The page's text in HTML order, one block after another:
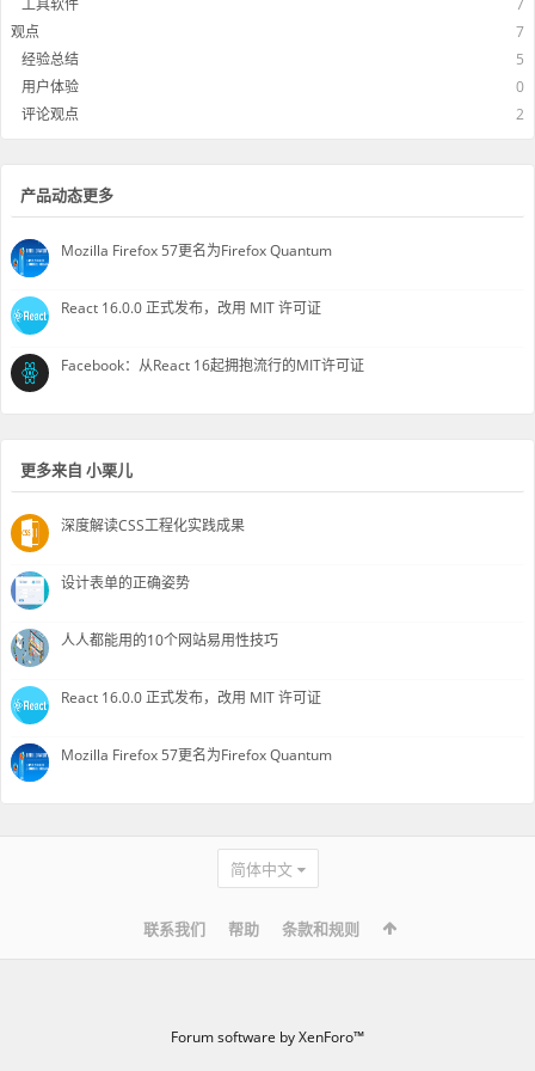
工具软件
7
观点
7
经验总结
5
用户体验
0
评论观点
2
产品动态更多
Mozilla Firefox 57更名为Firefox Quantum
React 16.0.0 正式发布，改用 MIT 许可证
Facebook：从React 16起拥抱流行的MIT许可证
更多来自 小栗儿
深度解读CSS工程化实践成果
设计表单的正确姿势
人人都能用的10个网站易用性技巧
React 16.0.0 正式发布，改用 MIT 许可证
Mozilla Firefox 57更名为Firefox Quantum
简体中文
联系我们 帮助 条款和规则
Forum software by XenForo™